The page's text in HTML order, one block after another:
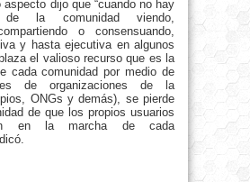
dijo que “cuando no hay
de la comunidad viendo,
o consensuando,
y hasta ejecutiva en algunos
el valioso recurso que es la
cada comunidad por medio de
de organizaciones de la
ONGs y demás), se pierde
de que los propios usuarios
en la marcha de cada